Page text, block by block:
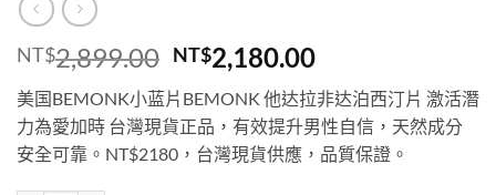
NT$2,899.00 原
始
價
格：
NT$2,899.00。
NT$2,180.00目
前
價
格：
NT$2,180.00。
美国BEMONK小蓝片BEMONK 他达拉非达泊西汀片 激活潛
力為愛加時 台灣現貨正品，有效提升男性自信，天然成分
安全可靠。NT$2180，台灣現貨供應，品質保證。